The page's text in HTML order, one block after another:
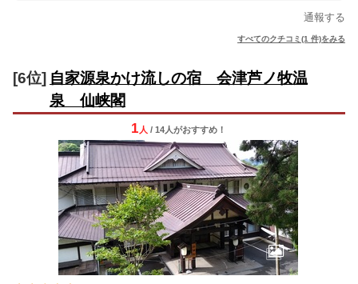
通報する
すべてのクチコミ(1 件)をみる
[6位] 自家源泉かけ流しの宿 会津芦ノ牧温
泉 仙峡閣
1 人 / 14人がおすすめ！